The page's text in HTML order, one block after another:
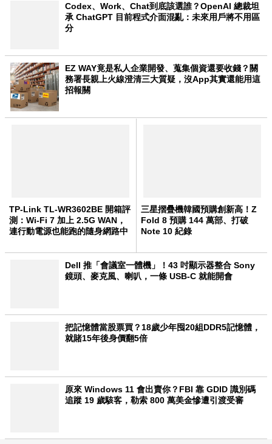
Codex、Work、Chat到底該選誰？OpenAI 總裁坦
承 ChatGPT 目前程式介面混亂：未來用戶將不用區
分
EZ WAY竟是私人企業開發、蒐集個資還要收錢？關
務署長親上火線澄清三大質疑，沒App其實還能用這
招報關
TP-Link TL-WR3602BE 開箱評
測：Wi-Fi 7 加上 2.5G WAN，
連行動電源也能跑的隨身網路中
三星摺疊機韓國預購創新高！Z
Fold 8 預購 144 萬部、打破
Note 10 紀錄
Dell 推「會議室一體機」！43 吋顯示器整合 Sony
鏡頭、麥克風、喇叭，一條 USB-C 就能開會
把記憶體當股票買？18歲少年囤20組DDR5記憶體，
就賭15年後身價翻5倍
原來 Windows 11 會出賣你？FBI 靠 GDID 識別碼
追蹤 19 歲駭客，勒索 800 萬美金慘遭引渡受審